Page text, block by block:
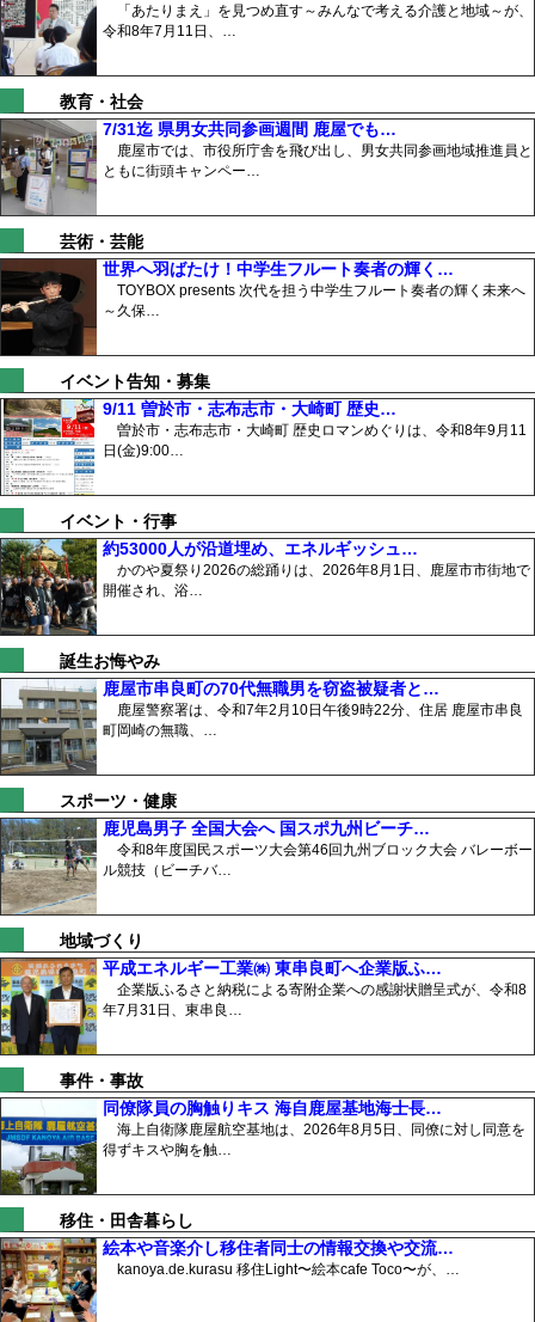
「あたりまえ」を見つめ直す～みんなで考える介護と地域～が、
令和8年7月11日、…
教育・社会
7/31迄 県男女共同参画週間 鹿屋でも…
鹿屋市では、市役所庁舎を飛び出し、男女共同参画地域推進員と
ともに街頭キャンペー…
芸術・芸能
世界へ羽ばたけ！中学生フルート奏者の輝く…
TOYBOX presents 次代を担う中学生フルート奏者の輝く未来へ
～久保…
イベント告知・募集
9/11 曽於市・志布志市・大崎町 歴史…
曽於市・志布志市・大崎町 歴史ロマンめぐりは、令和8年9月11
日(金)9:00…
イベント・行事
約53000人が沿道埋め、エネルギッシュ…
かのや夏祭り2026の総踊りは、2026年8月1日、鹿屋市市街地で
開催され、浴…
誕生お悔やみ
鹿屋市串良町の70代無職男を窃盗被疑者と…
鹿屋警察署は、令和7年2月10日午後9時22分、住居 鹿屋市串良
町岡崎の無職、…
スポーツ・健康
鹿児島男子 全国大会へ 国スポ九州ビーチ…
令和8年度国民スポーツ大会第46回九州ブロック大会 バレーボー
ル競技（ビーチバ…
地域づくり
平成エネルギー工業㈱ 東串良町へ企業版ふ…
企業版ふるさと納税による寄附企業への感謝状贈呈式が、令和8
年7月31日、東串良…
事件・事故
同僚隊員の胸触りキス 海自鹿屋基地海士長…
海上自衛隊鹿屋航空基地は、2026年8月5日、同僚に対し同意を
得ずキスや胸を触…
移住・田舎暮らし
絵本や音楽介し移住者同士の情報交換や交流…
kanoya.de.kurasu 移住Light〜絵本cafe Toco〜が、…